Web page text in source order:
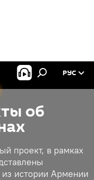
РУС
об
проект, в рамках
истории Армении